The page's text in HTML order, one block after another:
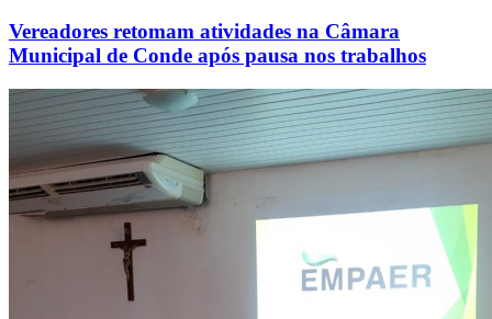
Vereadores retomam atividades na Câmara
Municipal de Conde após pausa nos trabalhos